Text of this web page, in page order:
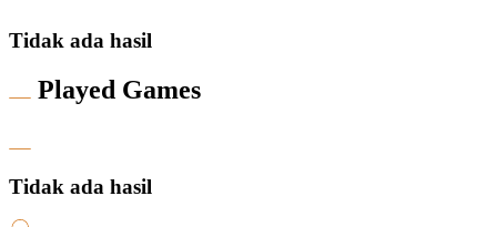
Tidak ada hasil
Played Games
Tidak ada hasil